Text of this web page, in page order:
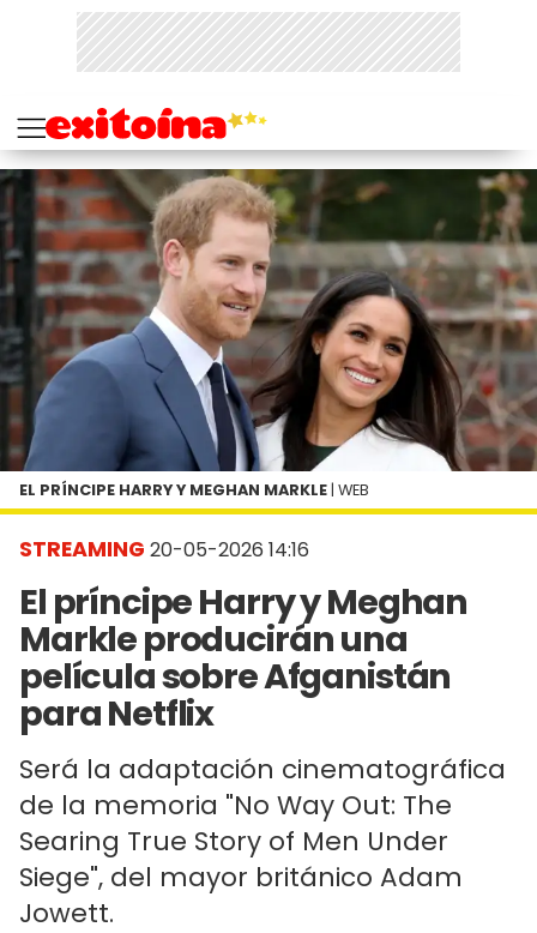
STREAMING 20-05-2026 14:16
El príncipe Harry y Meghan
Markle producirán una
película sobre Afganistán
para Netflix
Será la adaptación cinematográfica
de la memoria "No Way Out: The
Searing True Story of Men Under
Siege", del mayor británico Adam
Jowett.
EL PRÍNCIPE HARRY Y MEGHAN MARKLE | WEB